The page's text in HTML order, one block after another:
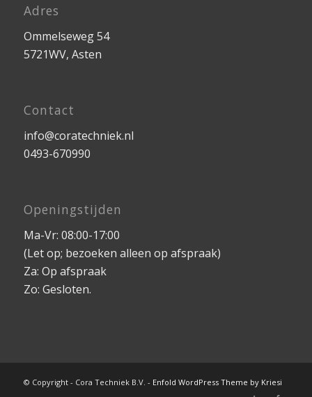
Adres
Ommelseweg 54
5721WV, Asten
Contact
info@coratechniek.nl
0493-670990
Openingstijden
Ma-Vr: 08:00-17:00
(Let op; bezoeken alleen op afspraak)
Za: Op afspraak
Zo: Gesloten.
© Copyright - Cora Techniek B.V. - Enfold WordPress Theme by Kriesi